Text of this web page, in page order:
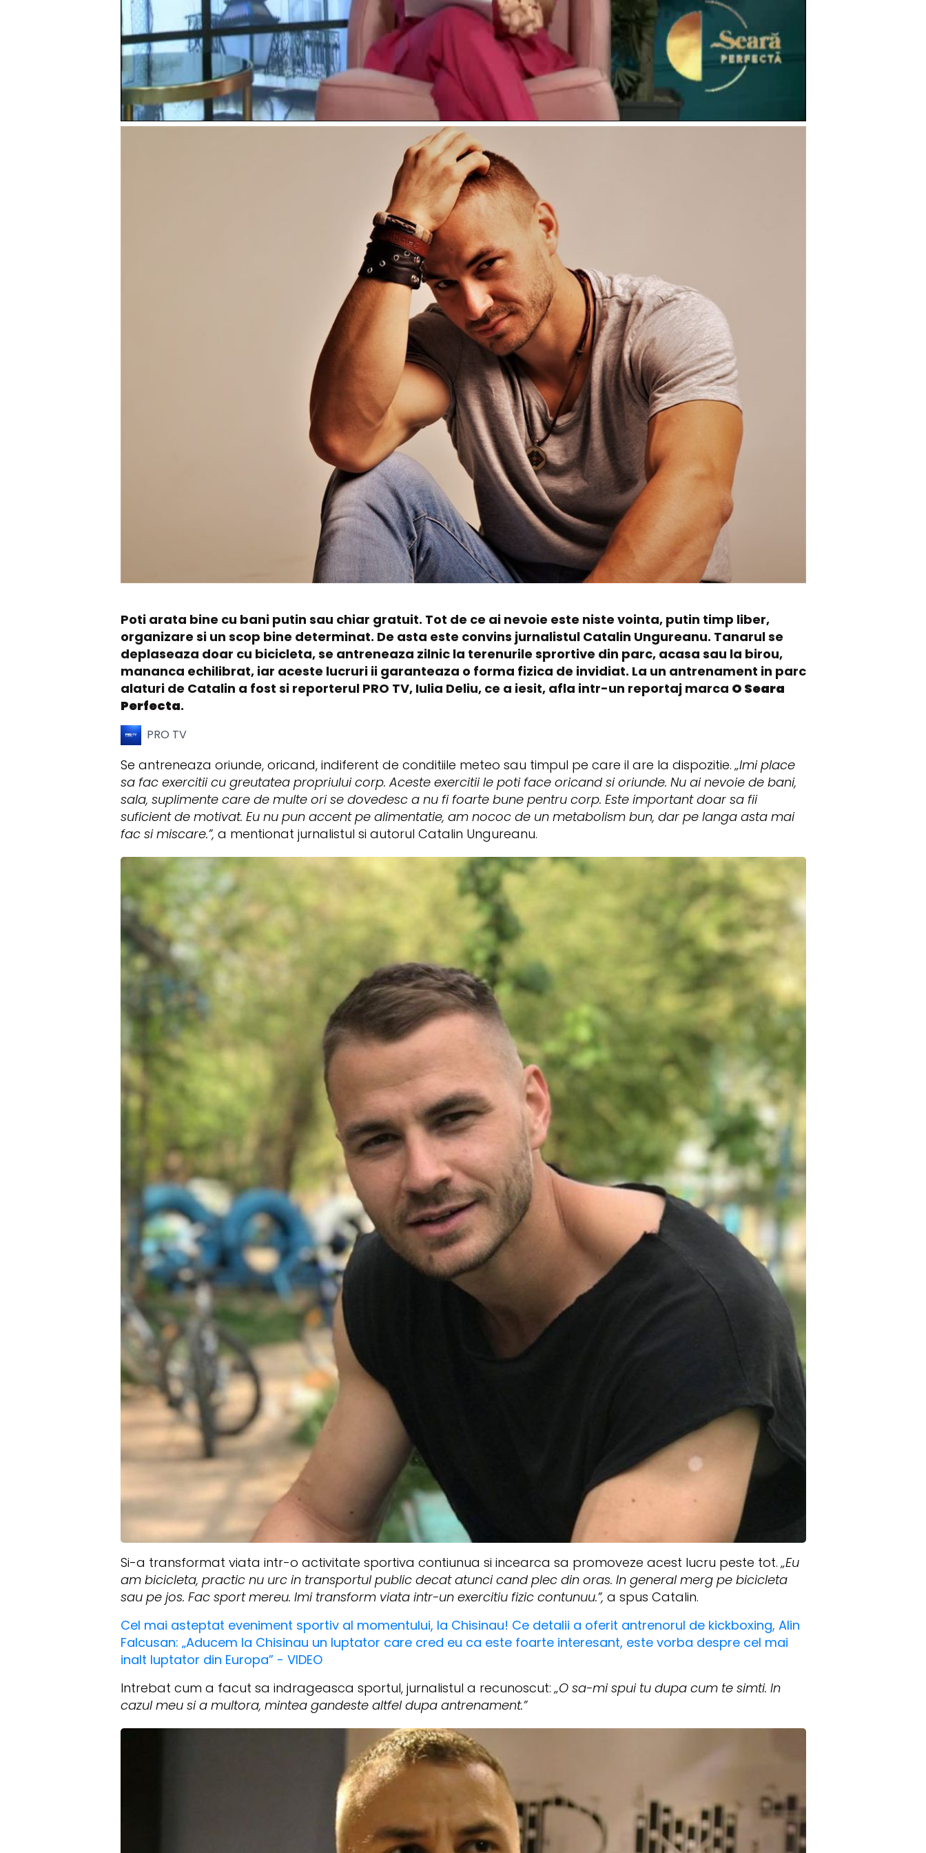
Poti arata bine cu bani putin sau chiar gratuit. Tot de ce ai nevoie este niste vointa, putin timp liber,
organizare si un scop bine determinat. De asta este convins jurnalistul Catalin Ungureanu. Tanarul se
deplaseaza doar cu bicicleta, se antreneaza zilnic la terenurile sprortive din parc, acasa sau la birou,
mananca echilibrat, iar aceste lucruri ii garanteaza o forma fizica de invidiat. La un antrenament in parc
alaturi de Catalin a fost si reporterul PRO TV, Iulia Deliu, ce a iesit, afla intr-un reportaj marca O Seara
Perfecta.
PRO TV
Se antreneaza oriunde, oricand, indiferent de conditiile meteo sau timpul pe care il are la dispozitie.„Imi place
sa fac exercitii cu greutatea propriului corp. Aceste exercitii le poti face oricand si oriunde. Nu ai nevoie de bani,
sala, suplimente care de multe ori se dovedesc a nu fi foarte bune pentru corp. Este important doar sa fii
suficient de motivat. Eu nu pun accent pe alimentatie, am nococ de un metabolism bun, dar pe langa asta mai
fac si miscare.”, a mentionat jurnalistul si autorul Catalin Ungureanu.
Si-a transformat viata intr-o activitate sportiva contiunua si incearca sa promoveze acest lucru peste tot. „Eu
am bicicleta, practic nu urc in transportul public decat atunci cand plec din oras. In general merg pe bicicleta
sau pe jos. Fac sport mereu. Imi transform viata intr-un exercitiu fizic contunuu.”, a spus Catalin.
Cel mai asteptat eveniment sportiv al momentului, la Chisinau! Ce detalii a oferit antrenorul de kickboxing, Alin
Falcusan: „Aducem la Chisinau un luptator care cred eu ca este foarte interesant, este vorba despre cel mai
inalt luptator din Europa” - VIDEO
Intrebat cum a facut sa indrageasca sportul, jurnalistul a recunoscut:„O sa-mi spui tu dupa cum te simti. In
cazul meu si a multora, mintea gandeste altfel dupa antrenament.”